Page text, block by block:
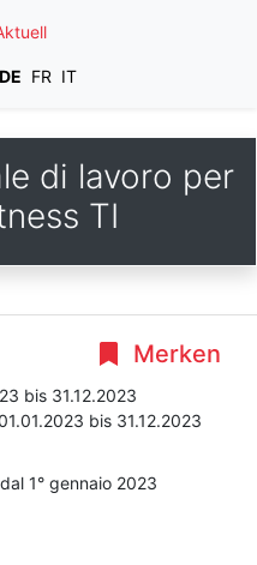
DE FR IT
di lavoro per
TI
Merken
bis 31.12.2023
bis 31.12.2023
1° gennaio 2023